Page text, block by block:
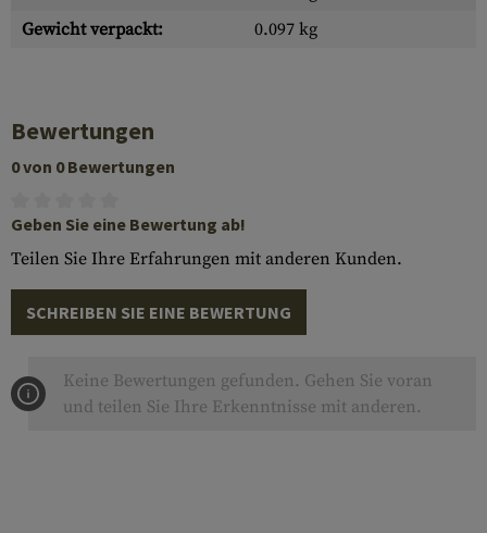
Gewicht verpackt:
0.097 kg
Bewertungen
0 von 0 Bewertungen
Geben Sie eine Bewertung ab!
Teilen Sie Ihre Erfahrungen mit anderen Kunden.
SCHREIBEN SIE EINE BEWERTUNG
Keine Bewertungen gefunden. Gehen Sie voran
und teilen Sie Ihre Erkenntnisse mit anderen.